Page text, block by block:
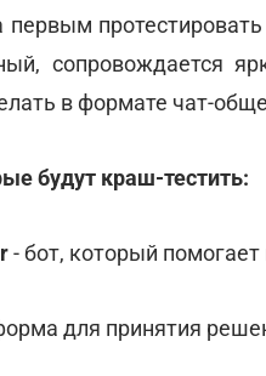
сопровождается
в формате чат-
будут краш-тестить:
- бот, который
для принятия